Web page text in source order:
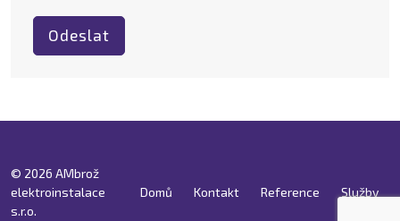
Odeslat
© 2026 AMbrož
elektroinstalace
s.r.o.
Domů Kontakt Reference Služby